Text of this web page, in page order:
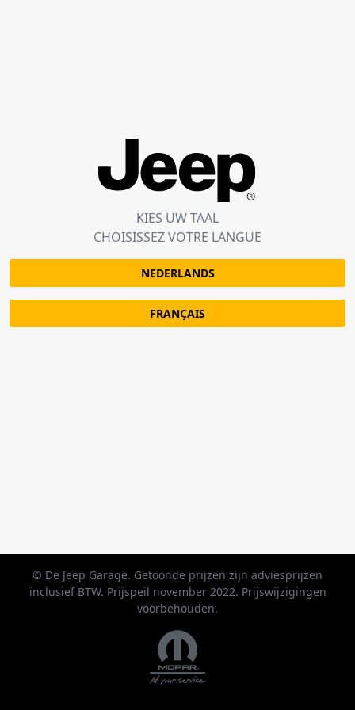
KIES UW TAAL
CHOISISSEZ VOTRE LANGUE
NEDERLANDS
FRANҪAIS
© De Jeep Garage. Getoonde prijzen zijn adviesprijzen
inclusief BTW. Prijspeil november 2022. Prijswijzigingen
voorbehouden.